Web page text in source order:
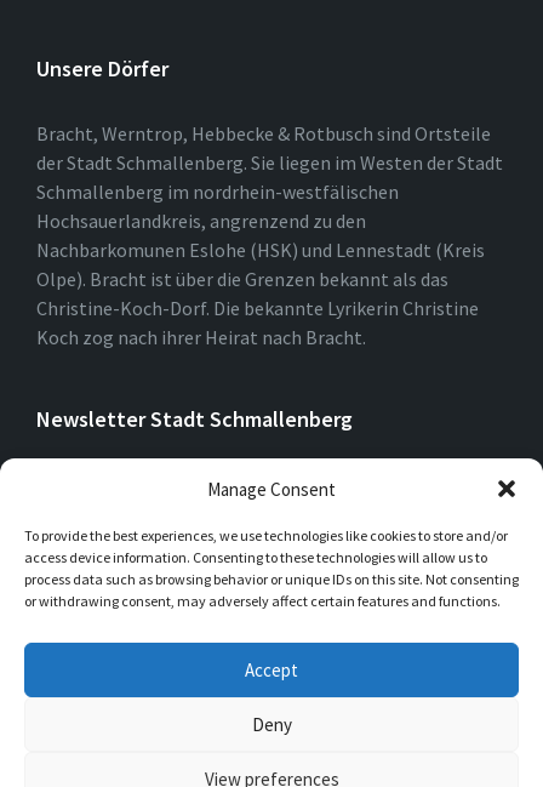
Manage Consent
To provide the best experiences, we use technologies like cookies to store and/or
access device information. Consenting to these technologies will allow us to
process data such as browsing behavior or unique IDs on this site. Not consenting
or withdrawing consent, may adversely affect certain features and functions.
Accept
Deny
View preferences
Unsere Dörfer
Bracht, Werntrop, Hebbecke & Rotbusch sind Ortsteile
der Stadt Schmallenberg. Sie liegen im Westen der Stadt
Schmallenberg im nordrhein-westfälischen
Hochsauerlandkreis, angrenzend zu den
Nachbarkomunen Eslohe (HSK) und Lennestadt (Kreis
Olpe). Bracht ist über die Grenzen bekannt als das
Christine-Koch-Dorf. Die bekannte Lyrikerin Christine
Koch zog nach ihrer Heirat nach Bracht.
Newsletter Stadt Schmallenberg